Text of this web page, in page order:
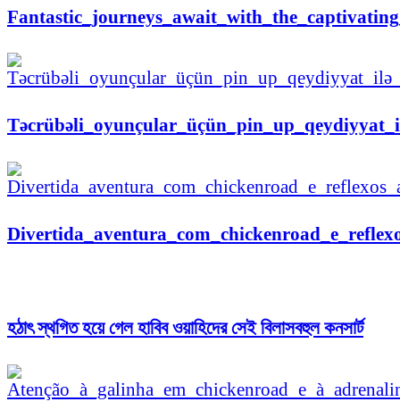
হঠাৎ স্থগিত হয়ে গেল হাবিব ওয়াহিদের সেই বিলাসবহুল কনসার্ট